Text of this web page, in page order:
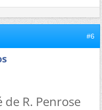
#6
R. Penrose